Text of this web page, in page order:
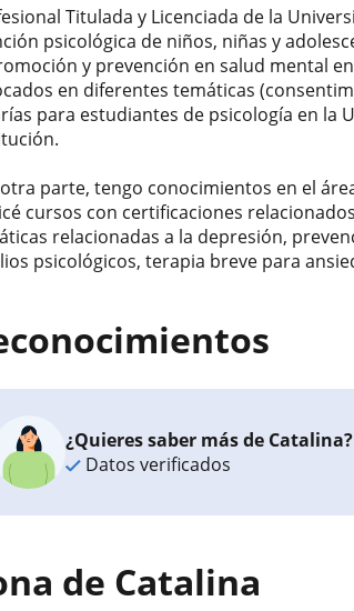
Titulada y Licenciada de la
psicológica de niños, niñas y
y prevención en salud mental
en diferentes temáticas
para estudiantes de psicología en la
parte, tengo conocimientos en el
cursos con certificaciones
relacionadas a la depresión,
psicológicos, terapia breve para
¿Quieres saber más de Catalina?
Datos verificados
de Catalina